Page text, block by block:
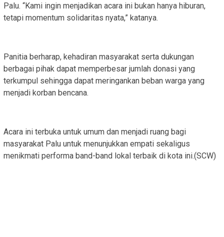
Palu. “Kami ingin menjadikan acara ini bukan hanya hiburan,
tetapi momentum solidaritas nyata,” katanya.
‎Panitia berharap, kehadiran masyarakat serta dukungan
berbagai pihak dapat memperbesar jumlah donasi yang
terkumpul sehingga dapat meringankan beban warga yang
menjadi korban bencana.
‎Acara ini terbuka untuk umum dan menjadi ruang bagi
masyarakat Palu untuk menunjukkan empati sekaligus
menikmati performa band-band lokal terbaik di kota ini.(SCW)